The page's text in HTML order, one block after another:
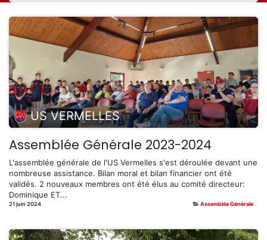
US VERMELLES
Assemblée Générale 2023-2024
L'assemblée générale de l'US Vermelles s'est déroulée devant une
nombreuse assistance. Bilan moral et bilan financier ont été
validés. 2 nouveaux membres ont été élus au comité directeur:
Dominique ET...
21 juin 2024 Assemblée Générale